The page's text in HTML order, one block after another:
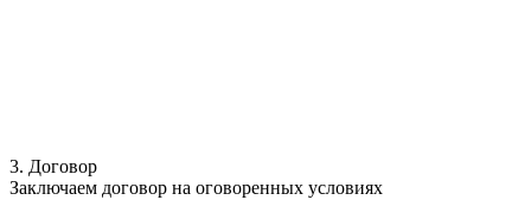
3. Договор
Заключаем договор на оговоренных условиях